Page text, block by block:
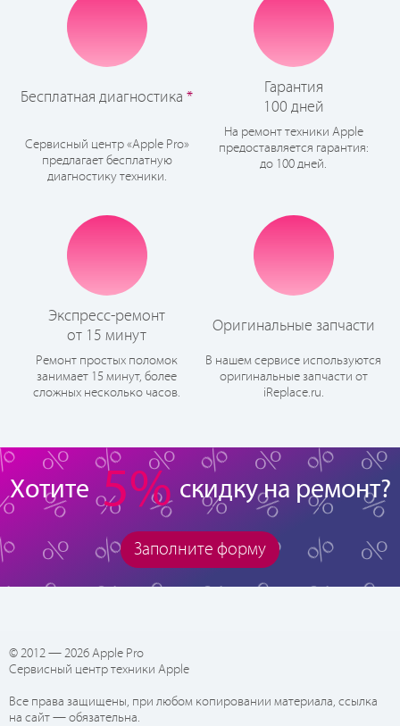
Бесплатная диагностика *
Сервисный центр «Apple Pro»
предлагает бесплатную
диагностику техники.
Гарантия
100 дней
На ремонт техники Apple
предоставляется гарантия:
до 100 дней.
Экспресс-ремонт
от 15 минут
Ремонт простых поломок
занимает 15 минут, более
сложных несколько часов.
Оригинальные запчасти
В нашем сервисе используются
оригинальные запчасти от
iReplace.ru.
Хотите 5% скидку на ремонт?
Заполните форму
© 2012 — 2026 Apple Pro
Сервисный центр техники Apple
Все права защищены, при любом копировании материала, ссылка
на сайт — обязательна.